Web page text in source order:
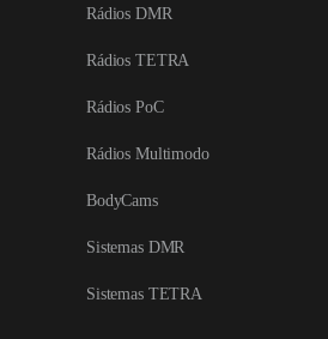
Rádios DMR
Rádios TETRA
Rádios PoC
Rádios Multimodo
BodyCams
Sistemas DMR
Sistemas TETRA